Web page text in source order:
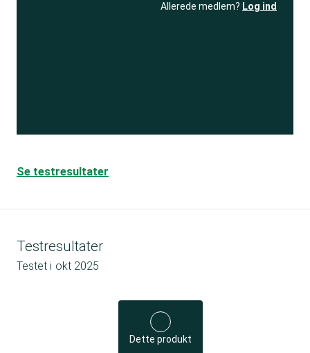
Allerede medlem? Log ind
Se testresultater
Testresultater
Testet i okt 2025
Dette produkt